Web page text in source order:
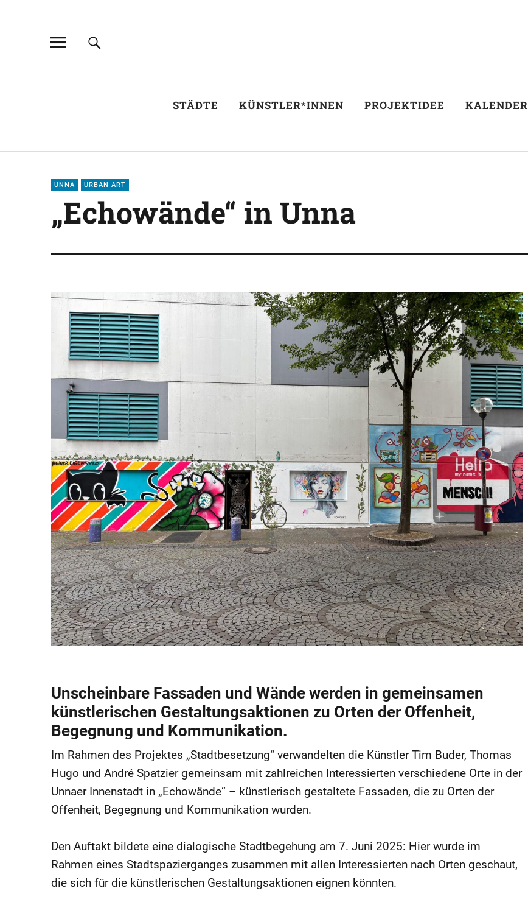
STÄDTE KÜNSTLER*INNEN PROJEKTIDEE KALENDER
UNNA URBAN ART
„Echowände“ in Unna
Unscheinbare Fassaden und Wände werden in gemeinsamen
künstlerischen Gestaltungsaktionen zu Orten der Offenheit,
Begegnung und Kommunikation.
Im Rahmen des Projektes „Stadtbesetzung“ verwandelten die Künstler Tim Buder, Thomas
Hugo und André Spatzier gemeinsam mit zahlreichen Interessierten verschiedene Orte in der
Unnaer Innenstadt in „Echowände“ – künstlerisch gestaltete Fassaden, die zu Orten der
Offenheit, Begegnung und Kommunikation wurden.
Den Auftakt bildete eine dialogische Stadtbegehung am 7. Juni 2025: Hier wurde im
Rahmen eines Stadtspazierganges zusammen mit allen Interessierten nach Orten geschaut,
die sich für die künstlerischen Gestaltungsaktionen eignen könnten.